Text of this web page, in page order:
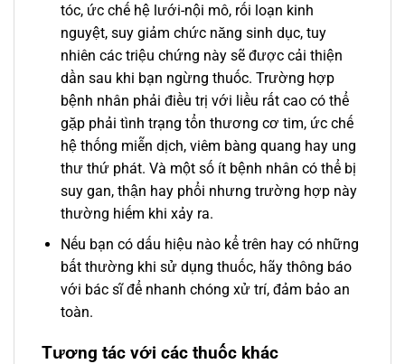
tóc, ức chế hệ lưới-nội mô, rối loạn kinh
nguyệt, suy giảm chức năng sinh dục, tuy
nhiên các triệu chứng này sẽ được cải thiện
dần sau khi bạn ngừng thuốc. Trường hợp
bệnh nhân phải điều trị với liều rất cao có thể
gặp phải tình trạng tổn thương cơ tim, ức chế
hệ thống miễn dịch, viêm bàng quang hay ung
thư thứ phát. Và một số ít bệnh nhân có thể bị
suy gan, thận hay phổi nhưng trường hợp này
thường hiếm khi xảy ra.
Nếu bạn có dấu hiệu nào kể trên hay có những
bất thường khi sử dụng thuốc, hãy thông báo
với bác sĩ để nhanh chóng xử trí, đảm bảo an
toàn.
Tương tác với các thuốc khác